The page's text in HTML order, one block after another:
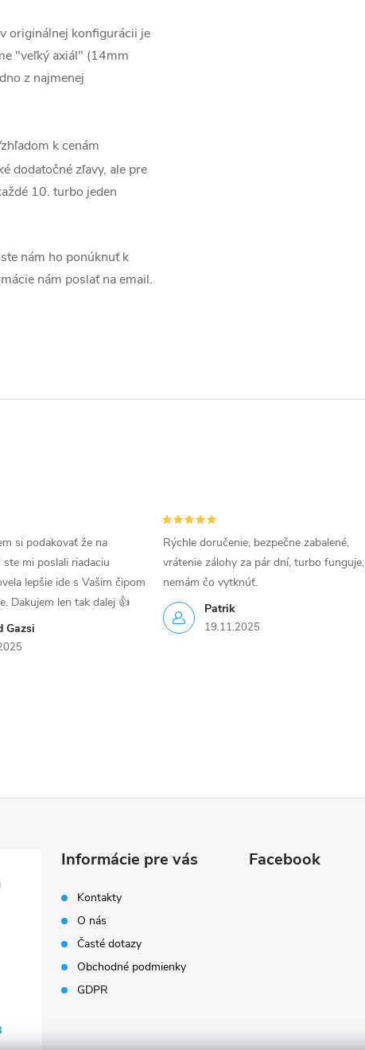
originálnej konfigurácii je
"veľký axiál" (14mm
z najmenej
k cenám
dodatočné zľavy, ale pre
10. turbo jeden
nám ho ponúknuť k
nám poslať na email.
Gazsi
si podakovať že na
mi poslali riadaciu
lepšie ide s Vašim čipom
Dakujem len tak dalej 👍
Patrik
19.11.2025
Rýchle doručenie, bezpečne zabalené,
vrátenie zálohy za pár dní, turbo funguje,
nemám čo vytknúť.
Informácie pre vás
Kontakty
O nás
Časté dotazy
Obchodné podmienky
GDPR
Facebook